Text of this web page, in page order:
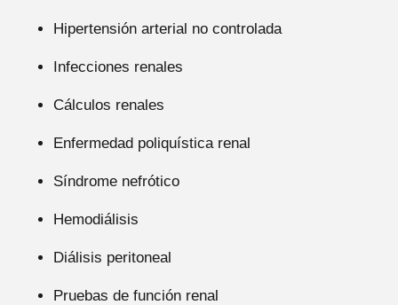
Hipertensión arterial no controlada
Infecciones renales
Cálculos renales
Enfermedad poliquística renal
Síndrome nefrótico
Hemodiálisis
Diálisis peritoneal
Pruebas de función renal